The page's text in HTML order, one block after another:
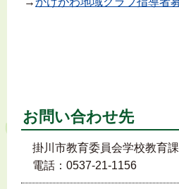
お問い合わせ先
掛川市教育委員会学校教育
電話：0537-21-1156